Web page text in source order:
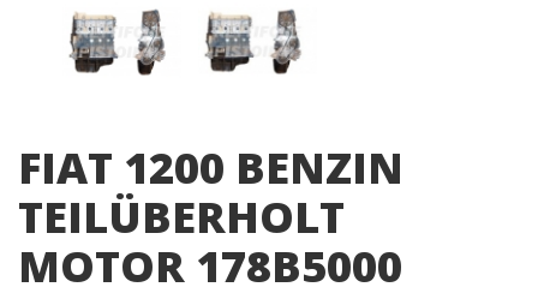
FIAT 1200 BENZIN
TEILÜBERHOLT
MOTOR 178B5000